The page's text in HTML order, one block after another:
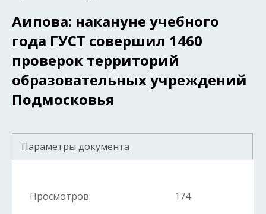
Аипова: накануне учебного
года ГУСТ совершил 1460
проверок территорий
образовательных учреждений
Подмосковья
Параметры документа
Просмотров:
174